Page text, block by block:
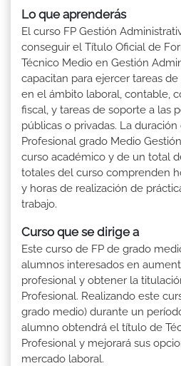
Lo que aprenderás
El curso FP Gestión
conseguir el Título Oficial de
Técnico Medio en Gestión
capacitan para ejercer tareas
en el ámbito laboral, contable,
fiscal, y tareas de soporte a las
públicas o privadas. La
Profesional grado Medio
curso académico y de un total
totales del curso comprenden
y horas de realización de
trabajo.
Curso que se dirige a
Este curso de FP de grado
alumnos interesados en
profesional y obtener la
Profesional. Realizando este
grado medio) durante un
alumno obtendrá el título de
Profesional y mejorará sus
mercado laboral.